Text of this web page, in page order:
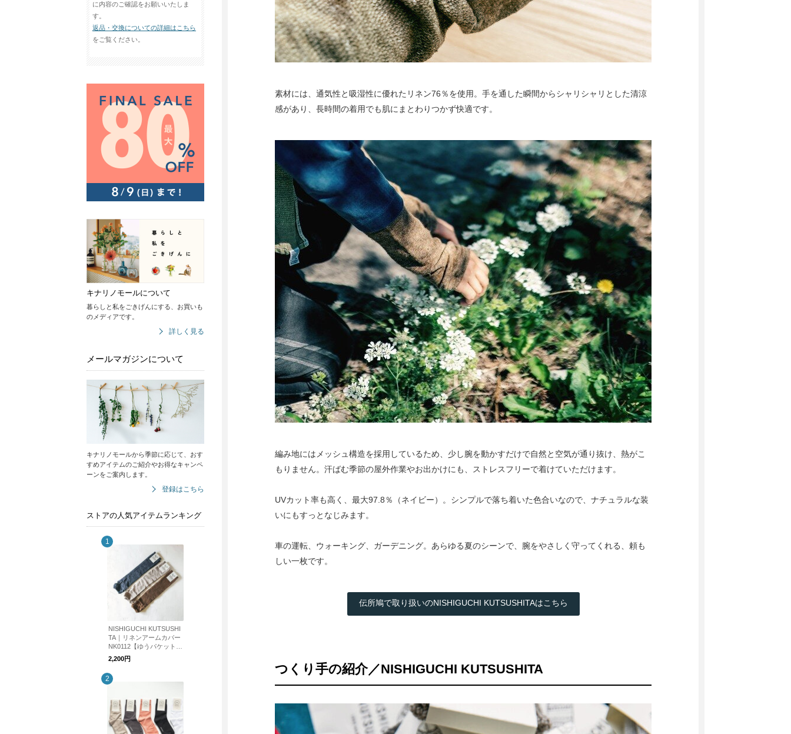
に内容のご確認をお願いいたしま
す。
返品・交換についての詳細はこちら
をご覧ください。
キナリノモールについて
暮らしと私をごきげんにする、お買いも
のメディアです。
詳しく見る
メールマガジンについて
キナリノモールから季節に応じて、おす
すめアイテムのご紹介やお得なキャンペ
ーンをご案内します。
登録はこちら
ストアの人気アイテムランキング
NISHIGUCHI KUTSUSHI
TA｜リネンアームカバー
NK0112【ゆうパケット対
応】
2,200円
素材には、通気性と吸湿性に優れたリネン76％を使用。手を通した瞬間からシャリシャリとした清涼
感があり、長時間の着用でも肌にまとわりつかず快適です。
編み地にはメッシュ構造を採用しているため、少し腕を動かすだけで自然と空気が通り抜け、熱がこ
もりません。汗ばむ季節の屋外作業やお出かけにも、ストレスフリーで着けていただけます。
UVカット率も高く、最大97.8％（ネイビー）。シンプルで落ち着いた色合いなので、ナチュラルな装
いにもすっとなじみます。
車の運転、ウォーキング、ガーデニング。あらゆる夏のシーンで、腕をやさしく守ってくれる、頼も
しい一枚です。
伝所鳩で取り扱いのNISHIGUCHI KUTSUSHITAはこちら
つくり手の紹介／NISHIGUCHI KUTSUSHITA